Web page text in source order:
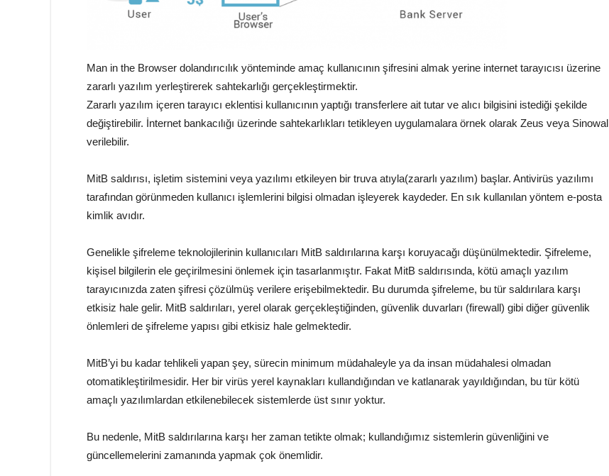
Man in the Browser dolandırıcılık yönteminde amaç kullanıcının şifresini almak yerine internet tarayıcısı üzerine
zararlı yazılım yerleştirerek sahtekarlığı gerçekleştirmektir.
Zararlı yazılım içeren tarayıcı eklentisi kullanıcının yaptığı transferlere ait tutar ve alıcı bilgisini istediği şekilde
değiştirebilir. İnternet bankacılığı üzerinde sahtekarlıkları tetikleyen uygulamalara örnek olarak Zeus veya Sinowal
verilebilir.
MitB saldırısı, işletim sistemini veya yazılımı etkileyen bir truva atıyla(zararlı yazılım) başlar. Antivirüs yazılımı
tarafından görünmeden kullanıcı işlemlerini bilgisi olmadan işleyerek kaydeder. En sık kullanılan yöntem e-posta
kimlik avıdır.
Genelikle şifreleme teknolojilerinin kullanıcıları MitB saldırılarına karşı koruyacağı düşünülmektedir. Şifreleme,
kişisel bilgilerin ele geçirilmesini önlemek için tasarlanmıştır. Fakat MitB saldırısında, kötü amaçlı yazılım
tarayıcınızda zaten şifresi çözülmüş verilere erişebilmektedir. Bu durumda şifreleme, bu tür saldırılara karşı
etkisiz hale gelir. MitB saldırıları, yerel olarak gerçekleştiğinden, güvenlik duvarları (firewall) gibi diğer güvenlik
önlemleri de şifreleme yapısı gibi etkisiz hale gelmektedir.
MitB’yi bu kadar tehlikeli yapan şey, sürecin minimum müdahaleyle ya da insan müdahalesi olmadan
otomatikleştirilmesidir. Her bir virüs yerel kaynakları kullandığından ve katlanarak yayıldığından, bu tür kötü
amaçlı yazılımlardan etkilenebilecek sistemlerde üst sınır yoktur.
Bu nedenle, MitB saldırılarına karşı her zaman tetikte olmak; kullandığımız sistemlerin güvenliğini ve
güncellemelerini zamanında yapmak çok önemlidir.